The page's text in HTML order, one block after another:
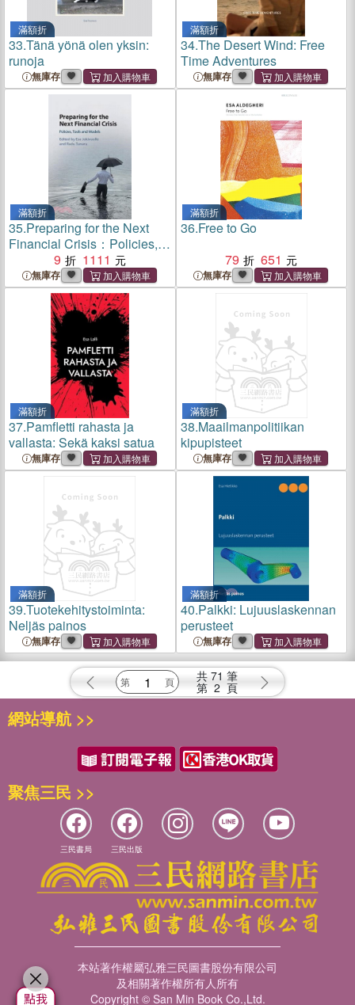
滿額折
33.Tänä yönä olen yksin:
runoja
無庫存
滿額折
34.The Desert Wind: Free
Time Adventures
無庫存
滿額折
35.Preparing for the Next
Financial Crisis：Policies,
Tools and Models
9 1111
無庫存
滿額折
36.Free to Go
79
651
無庫存
滿額折
37.Pamfletti rahasta ja
vallasta: Sekä kaksi satua
無庫存
滿額折
38.Maailmanpolitiikan
kipupisteet
無庫存
滿額折
39.Tuotekehitystoiminta:
Neljäs painos
無庫存
滿額折
40.Palkki: Lujuuslaskennan
perusteet
無庫存
共 71 筆
第 2 頁
網站導航 >>
聚焦三民 >>
三民書局 三民出版
本站著作權屬弘雅三民圖書股份有限公司
及相關著作權所有人所有
Copyright © San Min Book Co.,Ltd.